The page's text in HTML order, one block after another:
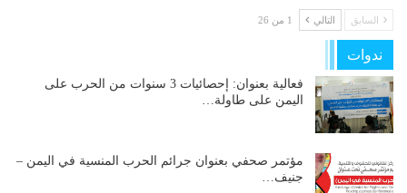
السابق التالي 1 من 26
ندوات
فعالية بعنوان: إحصائيات 3 سنوات من الحرب على
اليمن على طاولة…
مؤتمر صحفي بعنوان جرائم الحرب المنسية في اليمن –
جنيف…